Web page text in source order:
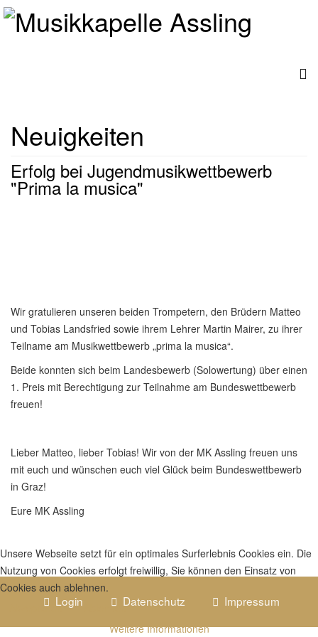
Neuigkeiten
Erfolg bei Jugendmusikwettbewerb
"Prima la musica"
Wir gratulieren unseren beiden Trompetern, den Brüdern Matteo
und Tobias Landsfried sowie ihrem Lehrer Martin Mairer, zu ihrer
Teilname am Musikwettbewerb „prima la musica“.
Beide konnten sich beim Landesbewerb (Solowertung) über einen
1. Preis mit Berechtigung zur Teilnahme am Bundeswettbewerb
freuen!
Lieber Matteo, lieber Tobias! Wir von der MK Assling freuen uns
mit euch und wünschen euch viel Glück beim Bundeswettbewerb
in Graz!
Eure MK Assling
Impressum
Datenschutz
Login
Unsere Webseite setzt für ein optimales Surferlebnis Cookies ein. Die
Nutzung von Cookies erfolgt freiwillig, Sie können den Einsatz von
Cookies auch ablehnen.
Akzeptieren
Ablehnen
Weitere Informationen